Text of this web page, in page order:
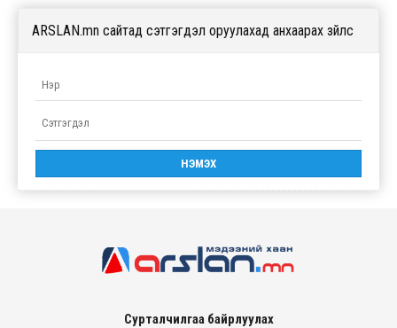
ARSLAN.mn сайтад сэтгэгдэл оруулахад анхаарах зүйлс
Сурталчилгаа байрлуулах